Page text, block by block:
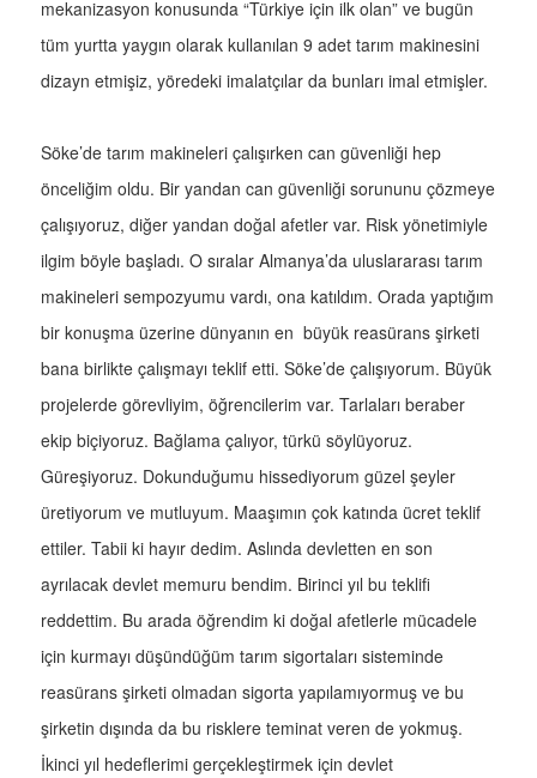
mekanizasyon konusunda “Türkiye için ilk olan” ve bugün
tüm yurtta yaygın olarak kullanılan 9 adet tarım makinesini
dizayn etmişiz, yöredeki imalatçılar da bunları imal etmişler.
Söke’de tarım makineleri çalışırken can güvenliği hep
önceliğim oldu. Bir yandan can güvenliği sorununu çözmeye
çalışıyoruz, diğer yandan doğal afetler var. Risk yönetimiyle
ilgim böyle başladı. O sıralar Almanya’da uluslararası tarım
makineleri sempozyumu vardı, ona katıldım. Orada yaptığım
bir konuşma üzerine dünyanın en büyük reasürans şirketi
bana birlikte çalışmayı teklif etti. Söke’de çalışıyorum. Büyük
projelerde görevliyim, öğrencilerim var. Tarlaları beraber
ekip biçiyoruz. Bağlama çalıyor, türkü söylüyoruz.
Güreşiyoruz. Dokunduğumu hissediyorum güzel şeyler
üretiyorum ve mutluyum. Maaşımın çok katında ücret teklif
ettiler. Tabii ki hayır dedim. Aslında devletten en son
ayrılacak devlet memuru bendim. Birinci yıl bu teklifi
reddettim. Bu arada öğrendim ki doğal afetlerle mücadele
için kurmayı düşündüğüm tarım sigortaları sisteminde
reasürans şirketi olmadan sigorta yapılamıyormuş ve bu
şirketin dışında da bu risklere teminat veren de yokmuş.
İkinci yıl hedeflerimi gerçekleştirmek için devlet